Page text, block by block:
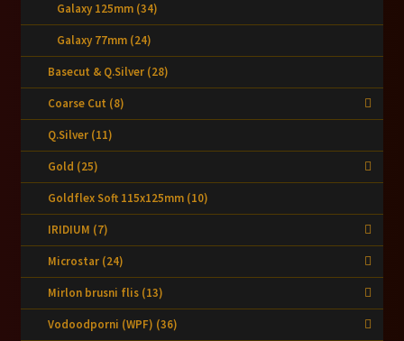
Galaxy 125mm (34)
Galaxy 77mm (24)
Basecut & Q.Silver (28)
Coarse Cut (8)
Q.Silver (11)
Gold (25)
Goldflex Soft 115x125mm (10)
IRIDIUM (7)
Microstar (24)
Mirlon brusni flis (13)
Vodoodporni (WPF) (36)